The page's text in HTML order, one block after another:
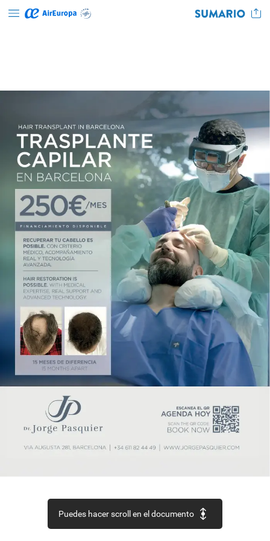
Puedes hacer scroll en el documento